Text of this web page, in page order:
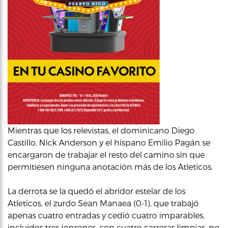
Mientras que los relevistas, el dominicano Diego
Castillo, Nick Anderson y el hispano Emilio Pagán se
encargaron de trabajar el resto del camino sin que
permitiesen ninguna anotación más de los Atleticos.
La derrota se la quedó el abridor estelar de los
Atleticos, el zurdo Sean Manaea (0-1), que trabajó
apenas cuatro entradas y cedió cuatro imparables,